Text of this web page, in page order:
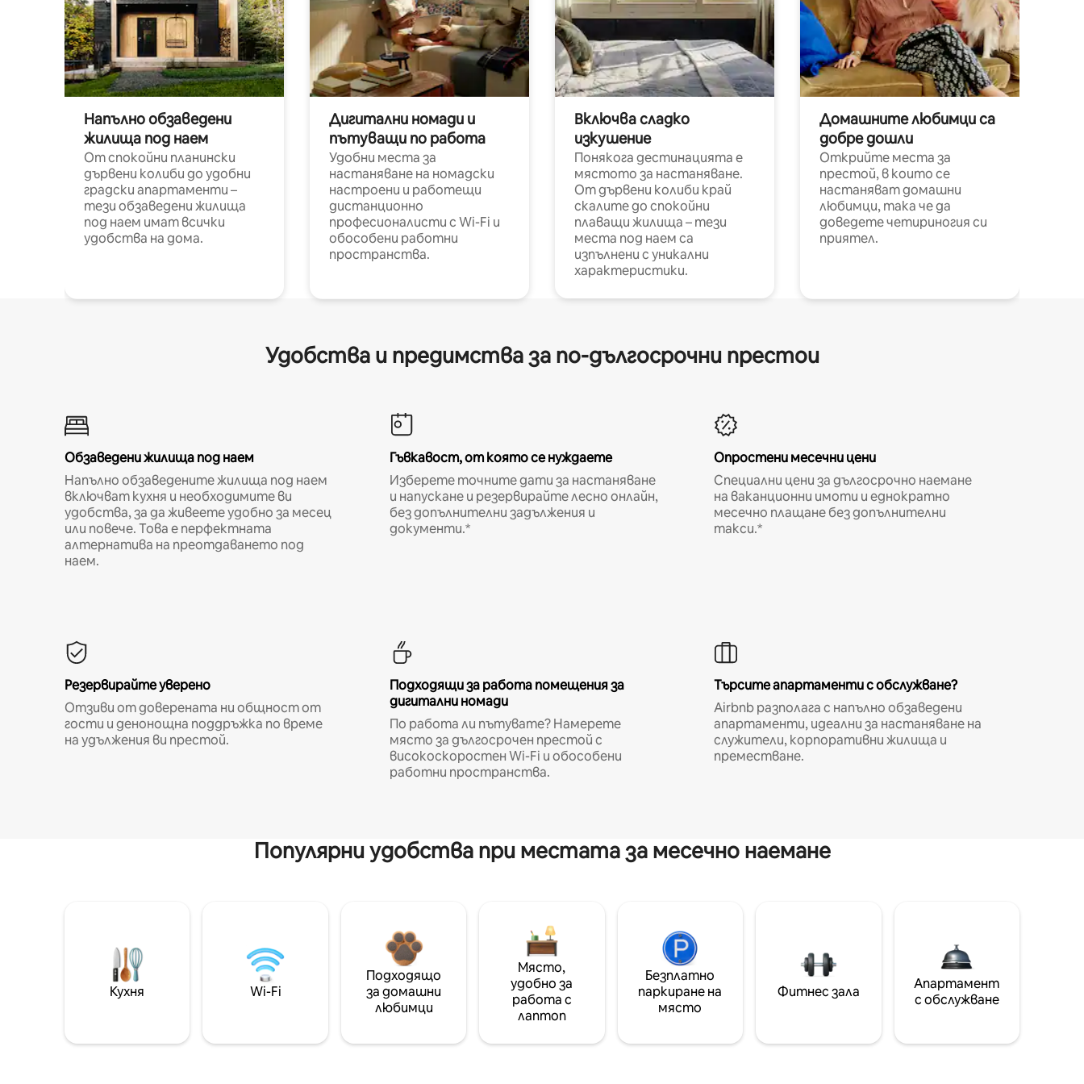
Напълно обзаведени
жилища под наем
От спокойни планински
дървени колиби до удобни
градски апартаменти –
тези обзаведени жилища
под наем имат всички
удобства на дома.
Дигитални номади и
пътуващи по работа
Удобни места за
настаняване на номадски
настроени и работещи
дистанционно
професионалисти с Wi-Fi и
обособени работни
пространства.
Включва сладко
изкушение
Понякога дестинацията е
мястото за настаняване.
От дървени колиби край
скалите до спокойни
плаващи жилища – тези
места под наем са
изпълнени с уникални
характеристики.
Домашните любимци са
добре дошли
Открийте места за
престой, в които се
настаняват домашни
любимци, така че да
доведете четириногия си
приятел.
Удобства и предимства за по-дългосрочни престои
Обзаведени жилища под наем
Напълно обзаведените жилища под наем
включват кухня и необходимите ви
удобства, за да живеете удобно за месец
или повече. Това е перфектната
алтернатива на преотдаването под
наем.
Гъвкавост, от която се нуждаете
Изберете точните дати за настаняване
и напускане и резервирайте лесно онлайн,
без допълнителни задължения и
документи.*
Опростени месечни цени
Специални цени за дългосрочно наемане
на ваканционни имоти и еднократно
месечно плащане без допълнителни
такси.*
Резервирайте уверено
Отзиви от доверената ни общност от
гости и денонощна поддръжка по време
на удължения ви престой.
Подходящи за работа помещения за
дигитални номади
По работа ли пътувате? Намерете
място за дългосрочен престой с
високоскоростен Wi-Fi и обособени
работни пространства.
Търсите апартаменти с обслужване?
Airbnb разполага с напълно обзаведени
апартаменти, идеални за настаняване на
служители, корпоративни жилища и
преместване.
Популярни удобства при местата за месечно наемане
Кухня Wi-Fi
Подходящо
за домашни
любимци
Място,
удобно за
работа с
лаптоп
Безплатно
паркиране на
място
Фитнес зала
Апартамент
с обслужване